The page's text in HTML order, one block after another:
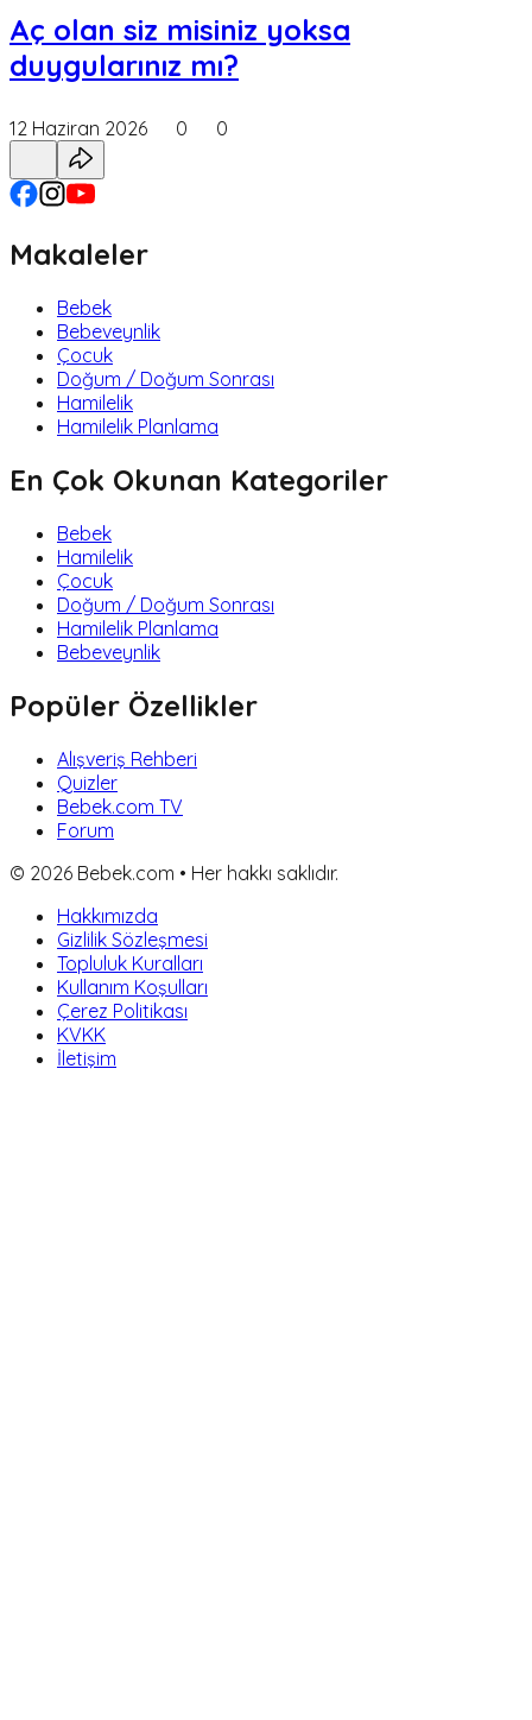
Aç olan siz misiniz yoksa
duygularınız mı?
12 Haziran 2026 0 0
Makaleler
Bebek
Bebeveynlik
Çocuk
Doğum / Doğum Sonrası
Hamilelik
Hamilelik Planlama
En Çok Okunan Kategoriler
Bebek
Hamilelik
Çocuk
Doğum / Doğum Sonrası
Hamilelik Planlama
Bebeveynlik
Popüler Özellikler
Alışveriş Rehberi
Quizler
Bebek.com TV
Forum
© 2026 Bebek.com • Her hakkı saklıdır.
Hakkımızda
Gizlilik Sözleşmesi
Topluluk Kuralları
Kullanım Koşulları
Çerez Politikası
KVKK
İletişim